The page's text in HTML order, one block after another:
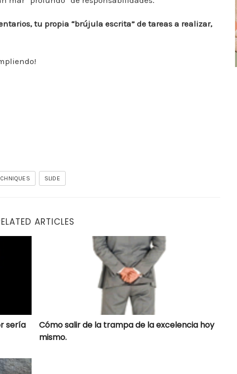
tu propia “brújula escrita” de tareas a realizar,
SLIDE
ARTICLES
sería que fumes marihuana
sería
Cómo salir de la trampa de la excelencia hoy mismo.
Cómo salir de la trampa de la excelencia hoy
mismo.